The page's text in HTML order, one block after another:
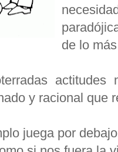
de lo
actitudes
y racional que
juega por